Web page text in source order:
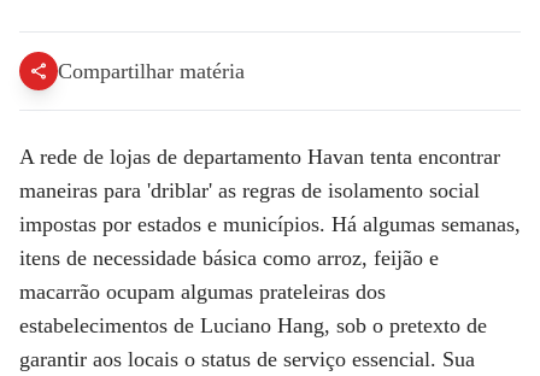
Compartilhar matéria
A rede de lojas de departamento Havan tenta encontrar
maneiras para 'driblar' as regras de isolamento social
impostas por estados e municípios. Há algumas semanas,
itens de necessidade básica como arroz, feijão e
macarrão ocupam algumas prateleiras dos
estabelecimentos de Luciano Hang, sob o pretexto de
garantir aos locais o status de serviço essencial. Sua